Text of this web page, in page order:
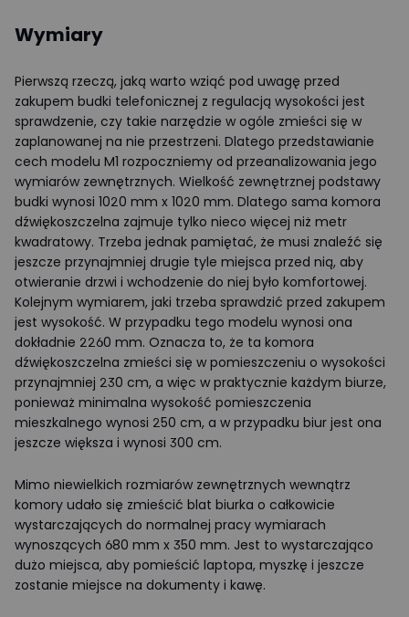
Wymiary
Pierwszą rzeczą, jaką warto wziąć pod uwagę przed
zakupem budki telefonicznej z regulacją wysokości jest
sprawdzenie, czy takie narzędzie w ogóle zmieści się w
zaplanowanej na nie przestrzeni. Dlatego przedstawianie
cech modelu M1 rozpoczniemy od przeanalizowania jego
wymiarów zewnętrznych. Wielkość zewnętrznej podstawy
budki wynosi 1020 mm x 1020 mm. Dlatego sama komora
dźwiękoszczelna zajmuje tylko nieco więcej niż metr
kwadratowy. Trzeba jednak pamiętać, że musi znaleźć się
jeszcze przynajmniej drugie tyle miejsca przed nią, aby
otwieranie drzwi i wchodzenie do niej było komfortowej.
Kolejnym wymiarem, jaki trzeba sprawdzić przed zakupem
jest wysokość. W przypadku tego modelu wynosi ona
dokładnie 2260 mm. Oznacza to, że ta komora
dźwiękoszczelna zmieści się w pomieszczeniu o wysokości
przynajmniej 230 cm, a więc w praktycznie każdym biurze,
ponieważ minimalna wysokość pomieszczenia
mieszkalnego wynosi 250 cm, a w przypadku biur jest ona
jeszcze większa i wynosi 300 cm.
Mimo niewielkich rozmiarów zewnętrznych wewnątrz
komory udało się zmieścić blat biurka o całkowicie
wystarczających do normalnej pracy wymiarach
wynoszących 680 mm x 350 mm. Jest to wystarczająco
dużo miejsca, aby pomieścić laptopa, myszkę i jeszcze
zostanie miejsce na dokumenty i kawę.